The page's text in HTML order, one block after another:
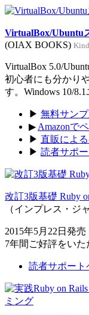
VirtualBox/Ubuntu
(OIAX BOOKS)
VirtualBox 5.0/
初心者にも分かり
す。Windows 10/8.1
▶ 無料サン
▶ Amazonで
▶ 直販によ
▶ 読者サポ
改訂3版基礎 Ruby
（インプレス・ジ
2015年5月22日発売
7年間ご好評をいた
読者サポート